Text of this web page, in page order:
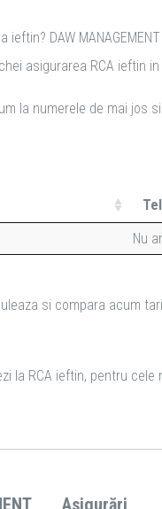
DAW
asigurarea RCA ieftin
la numerele de mai jos
Nu
si compara acum
la RCA ieftin, pentru
Asigurări